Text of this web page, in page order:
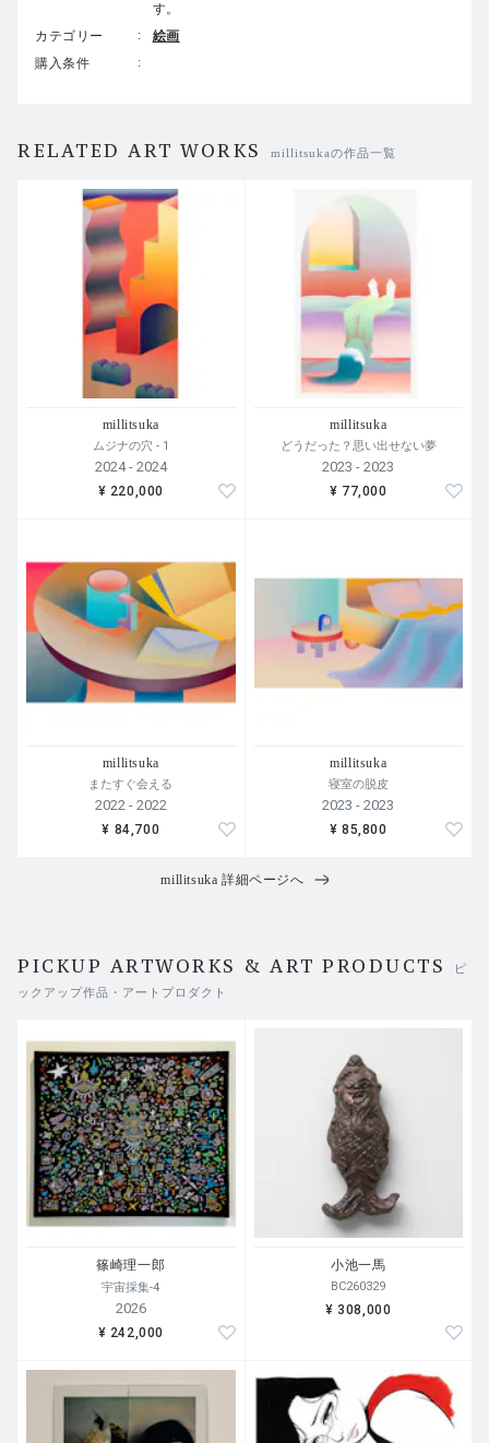
す。
カテゴリー
絵画
購入条件
RELATED ART WORKS millitsukaの作品一覧
millitsuka
ムジナの穴 - 1
2024 - 2024
¥ 220,000
millitsuka
どうだった？思い出せない夢
2023 - 2023
¥ 77,000
millitsuka
またすぐ会える
2022 - 2022
¥ 84,700
millitsuka
寝室の脱皮
2023 - 2023
¥ 85,800
millitsuka 詳細ページへ
PICKUP ARTWORKS & ART PRODUCTS
ピ
ックアップ作品・アートプロダクト
篠崎理一郎
宇宙採集-4
2026
¥ 242,000
小池一馬
BC260329
¥ 308,000